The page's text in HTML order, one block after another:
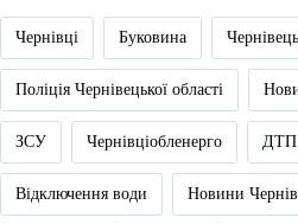
Чернівці Буковина
Поліція Чернівецької області
ЗСУ Чернівціобленерго ДТП
Відключення води Новини